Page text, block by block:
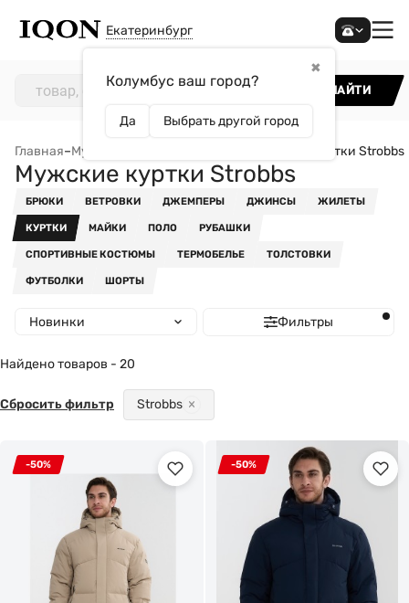
Екатеринбург
✖
Колумбус ваш город?
Да Выбрать другой город
НАЙТИ
Главная–Мужчинам Мужские куртки Strobbs
Мужские куртки Strobbs
БРЮКИ ВЕТРОВКИ ДЖЕМПЕРЫ ДЖИНСЫ ЖИЛЕТЫ
КУРТКИ МАЙКИ ПОЛО РУБАШКИ
СПОРТИВНЫЕ КОСТЮМЫ ТЕРМОБЕЛЬЕ ТОЛСТОВКИ
ФУТБОЛКИ ШОРТЫ
Новинки Фильтры
Найдено товаров - 20
Strobbs
Сбросить фильтр
-50% -50%